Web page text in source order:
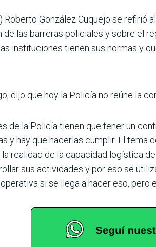
Roberto Gon­zález Cuquejo se refirió
de las barre­ras policiales y sobre el
insti­tuciones tienen sus normas y
dijo que hoy la Policía no reúne la
de la Policía tienen que tener un
y hay que hacerlas cumplir. El tema
la reali­dad de la capacidad logística
sus activi­dades y por eso se
si se llega a hacer eso, pero